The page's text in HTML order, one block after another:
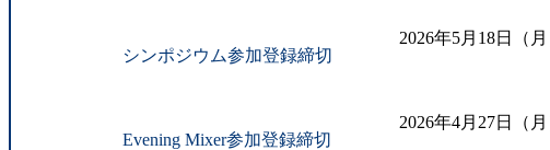
シンポジウム参加登録締切
2026年5月18日（月
Evening Mixer参加登録締切
2026年4月27日（